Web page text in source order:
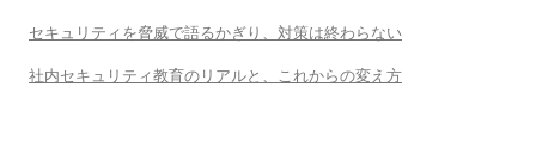
セキュリティを脅威で語るかぎり、対策は終わらない
社内セキュリティ教育のリアルと、これからの変え方